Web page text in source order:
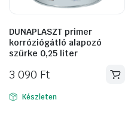
DUNAPLASZT primer
korróziógátló alapozó
szürke 0,25 liter
3 090 Ft
Készleten